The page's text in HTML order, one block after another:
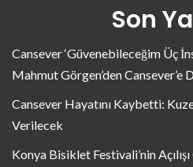
Son
Cansever ‘Güvenebileceğim Üç
Mahmut Görgen’den Cansever’e
Cansever Hayatını Kaybetti:
Verilecek
Konya Bisiklet Festivali’nin